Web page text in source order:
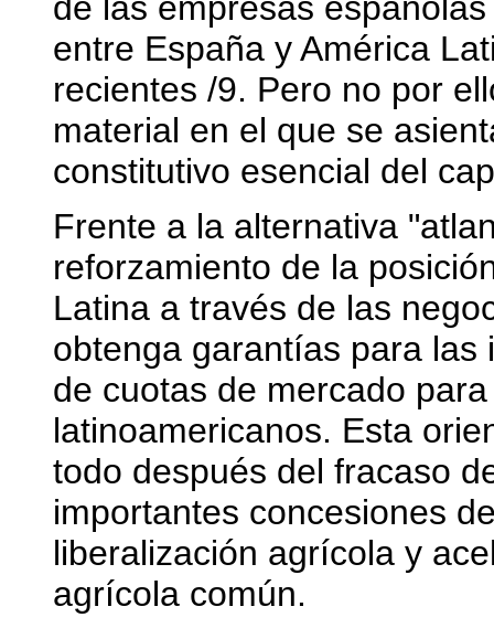
entre España y América
recientes /9. Pero no por
material en el que se
constitutivo esencial del
Frente a la alternativa
reforzamiento de la
Latina a través de las
obtenga garantías para las
de cuotas de mercado
latinoamericanos. Esta
todo después del fracaso
importantes concesiones
liberalización agrícola y
agrícola común.